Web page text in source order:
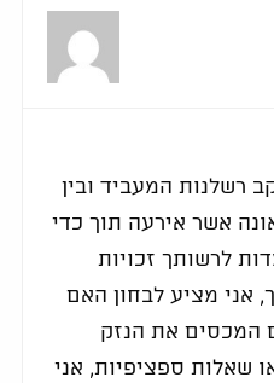
רשלנות המעביד ובין
אשר אירעה תוך כדי
לרשותך זכויות
אני מציע לבחון האם
המכסים את הנזק
שאלות ספציפיות, אני